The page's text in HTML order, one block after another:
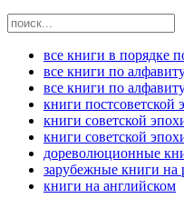
все книги в порядке
все книги по
все книги по
книги постсоветской
книги советской
книги советской
дореволюционные
зарубежные книги на
книги на английском